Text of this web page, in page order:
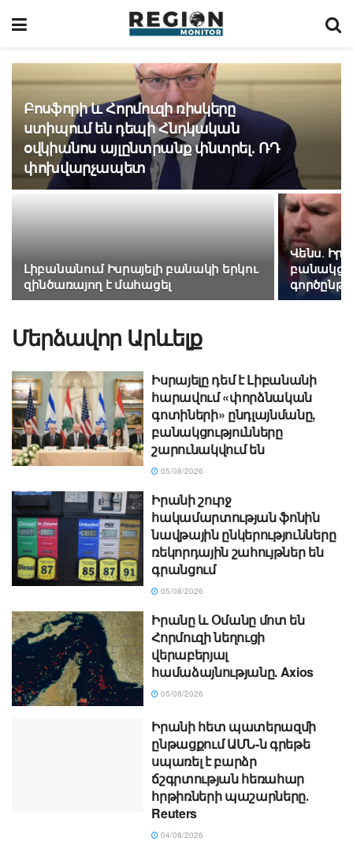
Բոսֆորի և Հորմուզի ռիսկերը
ստիպում են դեպի Հնդկական
օվկիանոս այլընտրանք փնտրել. ՌԴ
փոխվարչապետ
Լիբանանում Իսրայելի բանակի երկու
զինծառայող է մահացել
Վենս․
Մերձավոր Արևելք
Իսրայելը դեմ է Լիբանանի
հարավում «փորձնական
գոտիների» ընդլայնմանը,
բանակցությունները
շարունակվում են
05/08/2026
Իրանի շուրջ
հակամարտության ֆոնին
նավթային ընկերությունները
ռեկորդային շահույթներ են
գրանցում
05/08/2026
Իրանը և Օմանը մոտ են
Հորմուզի նեղուցի
վերաբերյալ
համաձայնությանը. Axios
05/08/2026
Իրանի հետ պատերազմի
ընթացքում ԱՄՆ-ն գրեթե
սպառել է բարձր
ճշգրտության հեռահար
հրթիռների պաշարները․
Reuters
04/08/2026